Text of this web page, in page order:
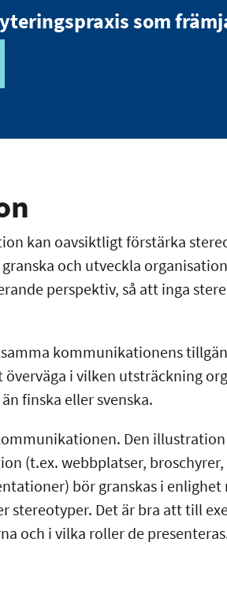
som
kan oavsiktligt förstärka
och utveckla
perspektiv, så att inga
kommunikationens
i vilken utsträckning
finska eller svenska.
Den illustration
(t.ex. webbplatser,
bör granskas i
stereotyper. Det är bra att till
och i vilka roller de